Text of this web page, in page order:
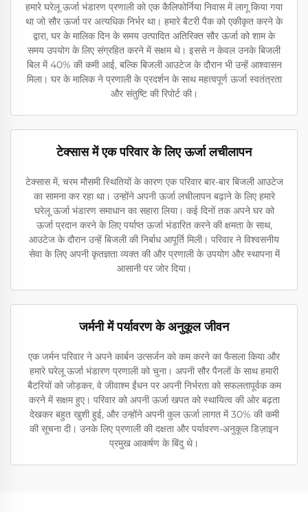
हमारे घरेलू ऊर्जा भंडारण प्रणाली को एक कैलिफोर्निया निवास में लागू किया गया
था जो सौर ऊर्जा पर अत्यधिक निर्भर था। हमारे बैटरी पैक को एकीकृत करने के
द्वारा, घर के मालिक दिन के समय उत्पादित अतिरिक्त सौर ऊर्जा को शाम के
समय उपयोग के लिए संग्रहित करने में सक्षम थे। इससे न केवल उनके बिजली
बिल में 40% की कमी आई, बल्कि बिजली आउटेज के दौरान भी उन्हें आश्वासन
मिला। घर के मालिक ने प्रणाली के प्रदर्शन के साथ महत्वपूर्ण ऊर्जा स्वतंत्रता
और संतुष्टि की रिपोर्ट की।
टेक्सास में एक परिवार के लिए ऊर्जा लचीलापन
टेक्सास में, चरम मौसमी स्थितियों के कारण एक परिवार बार-बार बिजली आउटेज
का सामना कर रहा था। उन्होंने अपनी ऊर्जा लचीलापन बढ़ाने के लिए हमारे
घरेलू ऊर्जा भंडारण समाधान का सहारा लिया। कई दिनों तक अपने घर को
ऊर्जा प्रदान करने के लिए पर्याप्त ऊर्जा भंडारित करने की क्षमता के साथ,
आउटेज के दौरान उन्हें बिजली की निर्बाध आपूर्ति मिली। परिवार ने विश्वसनीय
सेवा के लिए अपनी कृतज्ञता व्यक्त की और प्रणाली के उपयोग और स्थापना में
आसानी पर जोर दिया।
जर्मनी में पर्यावरण के अनुकूल जीवन
एक जर्मन परिवार ने अपने कार्बन उत्सर्जन को कम करने का फैसला किया और
हमारे घरेलू ऊर्जा भंडारण प्रणाली को चुना। अपनी सौर पैनलों के साथ हमारी
बैटरियों को जोड़कर, वे जीवाश्म ईंधन पर अपनी निर्भरता को सफलतापूर्वक कम
करने में सक्षम हुए। परिवार को अपनी ऊर्जा खपत को स्थायित्व की ओर बढ़ता
देखकर बहुत खुशी हुई, और उन्होंने अपनी कुल ऊर्जा लागत में 30% की कमी
की सूचना दी। उनके लिए प्रणाली की दक्षता और पर्यावरण-अनुकूल डिज़ाइन
प्रमुख आकर्षण के बिंदु थे।